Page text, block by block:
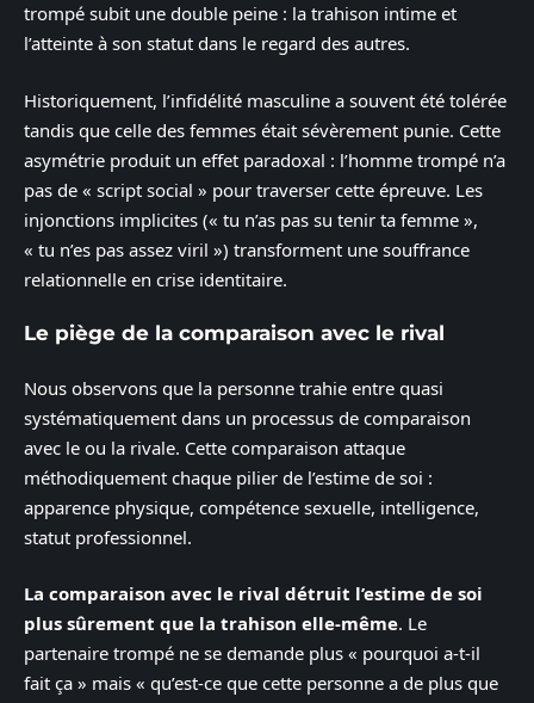
trompé subit une double peine : la trahison intime et
l’atteinte à son statut dans le regard des autres.
Historiquement, l’infidélité masculine a souvent été tolérée
tandis que celle des femmes était sévèrement punie. Cette
asymétrie produit un effet paradoxal : l’homme trompé n’a
pas de « script social » pour traverser cette épreuve. Les
injonctions implicites (« tu n’as pas su tenir ta femme »,
« tu n’es pas assez viril ») transforment une souffrance
relationnelle en crise identitaire.
Le piège de la comparaison avec le rival
Nous observons que la personne trahie entre quasi
systématiquement dans un processus de comparaison
avec le ou la rivale. Cette comparaison attaque
méthodiquement chaque pilier de l’estime de soi :
apparence physique, compétence sexuelle, intelligence,
statut professionnel.
La comparaison avec le rival détruit l’estime de soi
plus sûrement que la trahison elle-même. Le
partenaire trompé ne se demande plus « pourquoi a-t-il
fait ça » mais « qu’est-ce que cette personne a de plus que